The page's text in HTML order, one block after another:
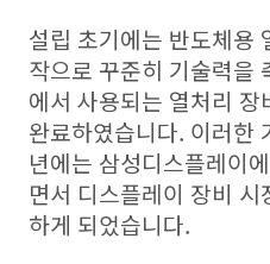
설립 초기에는 반도체용
작으로 꾸준히 기술력을
에서 사용되는 열처리
완료하였습니다. 이러한
년에는 삼성디스플레이
면서 디스플레이 장비
하게 되었습니다.